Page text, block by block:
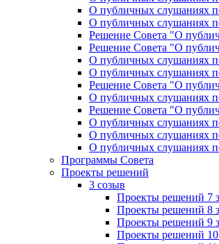
О публичных слушаниях
О публичных слушаниях
Решение Совета "О
Решение Совета "О
О публичных слушаниях
О публичных слушаниях
Решение Совета "О
О публичных слушаниях
Решение Совета "О
О публичных слушаниях
О публичных слушаниях
О публичных слушаниях
Программы Совета
Проекты решений
3 созыв
Проекты решений 7
Проекты решений 8
Проекты решений 9
Проекты решений 10